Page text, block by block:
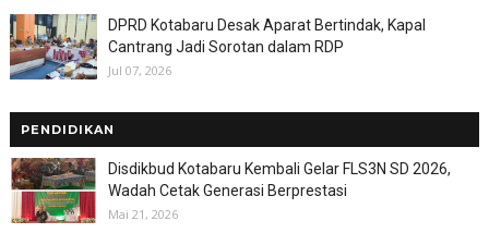
DPRD Kotabaru Desak Aparat Bertindak, Kapal
Cantrang Jadi Sorotan dalam RDP
Jul 07, 2026
PENDIDIKAN
Disdikbud Kotabaru Kembali Gelar FLS3N SD 2026,
Wadah Cetak Generasi Berprestasi
Mai 21, 2026